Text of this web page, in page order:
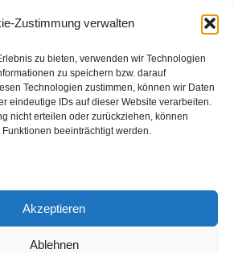
Zustimmung verwalten
zu bieten, verwenden wir Technologien
zu speichern bzw. darauf
Technologien zustimmen, können wir Daten
eindeutige IDs auf dieser Website verarbeiten.
nicht erteilen oder zurückziehen, können
beeinträchtigt werden.
Akzeptieren
Ablehnen
Have-LMS-Funktionen, die jedes
im Jahr 2026 benötigt